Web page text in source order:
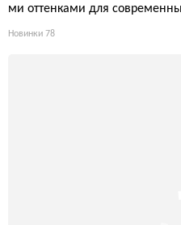
ми оттенками для
Новинки 78